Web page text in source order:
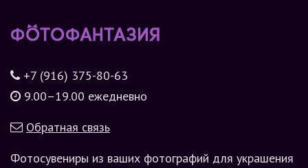
+7 (916) 375-80-63
9.00–19.00 ежедневно
Обратная связь
Фотосувениры из ваших фотографий для украшения